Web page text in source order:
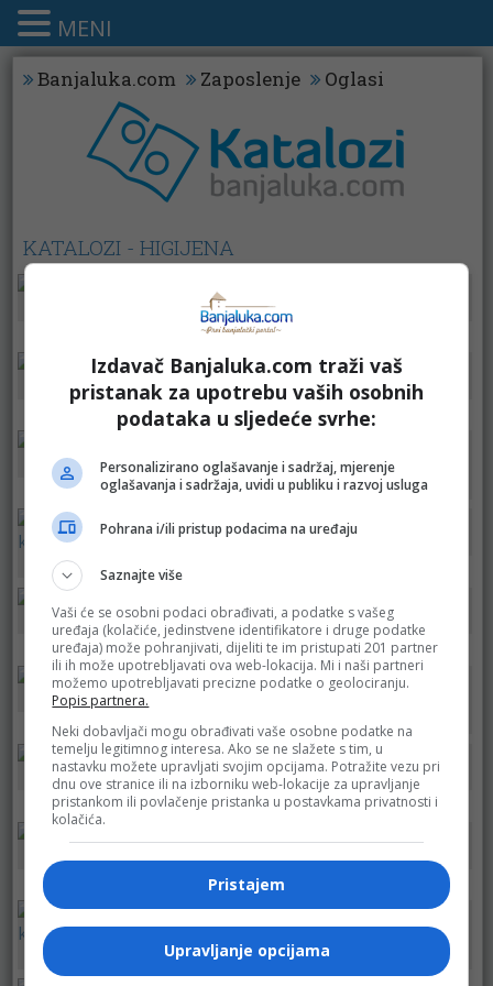
Banjaluka.com Zaposlenje Oglasi
KATALOZI - HIGIJENA
Konzum
cm
Izbor trgovine
Kort
dm
Fis
Fortuna
Mercator
Bingo prehrana
Robot
Konzum
Best
Didaco
Izbor trgovine
Robot
Fortuna
Bingo prehrana
Bingo
Konzum
dm
Bingo
Izbor trgovine
MENI
Izdavač Banjaluka.com traži vaš
pristanak za upotrebu vaših osobnih
podataka u sljedeće svrhe:
Personalizirano oglašavanje i sadržaj, mjerenje
oglašavanja i sadržaja, uvidi u publiku i razvoj usluga
Pohrana i/ili pristup podacima na uređaju
Saznajte više
Vaši će se osobni podaci obrađivati, a podatke s vašeg
uređaja (kolačiće, jedinstvene identifikatore i druge podatke
uređaja) može pohranjivati, dijeliti te im pristupati 201 partner
ili ih može upotrebljavati ova web-lokacija. Mi i naši partneri
možemo upotrebljavati precizne podatke o geolociranju.
Popis partnera.
Neki dobavljači mogu obrađivati vaše osobne podatke na
temelju legitimnog interesa. Ako se ne slažete s tim, u
nastavku možete upravljati svojim opcijama. Potražite vezu pri
dnu ove stranice ili na izborniku web-lokacije za upravljanje
pristankom ili povlačenje pristanka u postavkama privatnosti i
kolačića.
Pristajem
Upravljanje opcijama